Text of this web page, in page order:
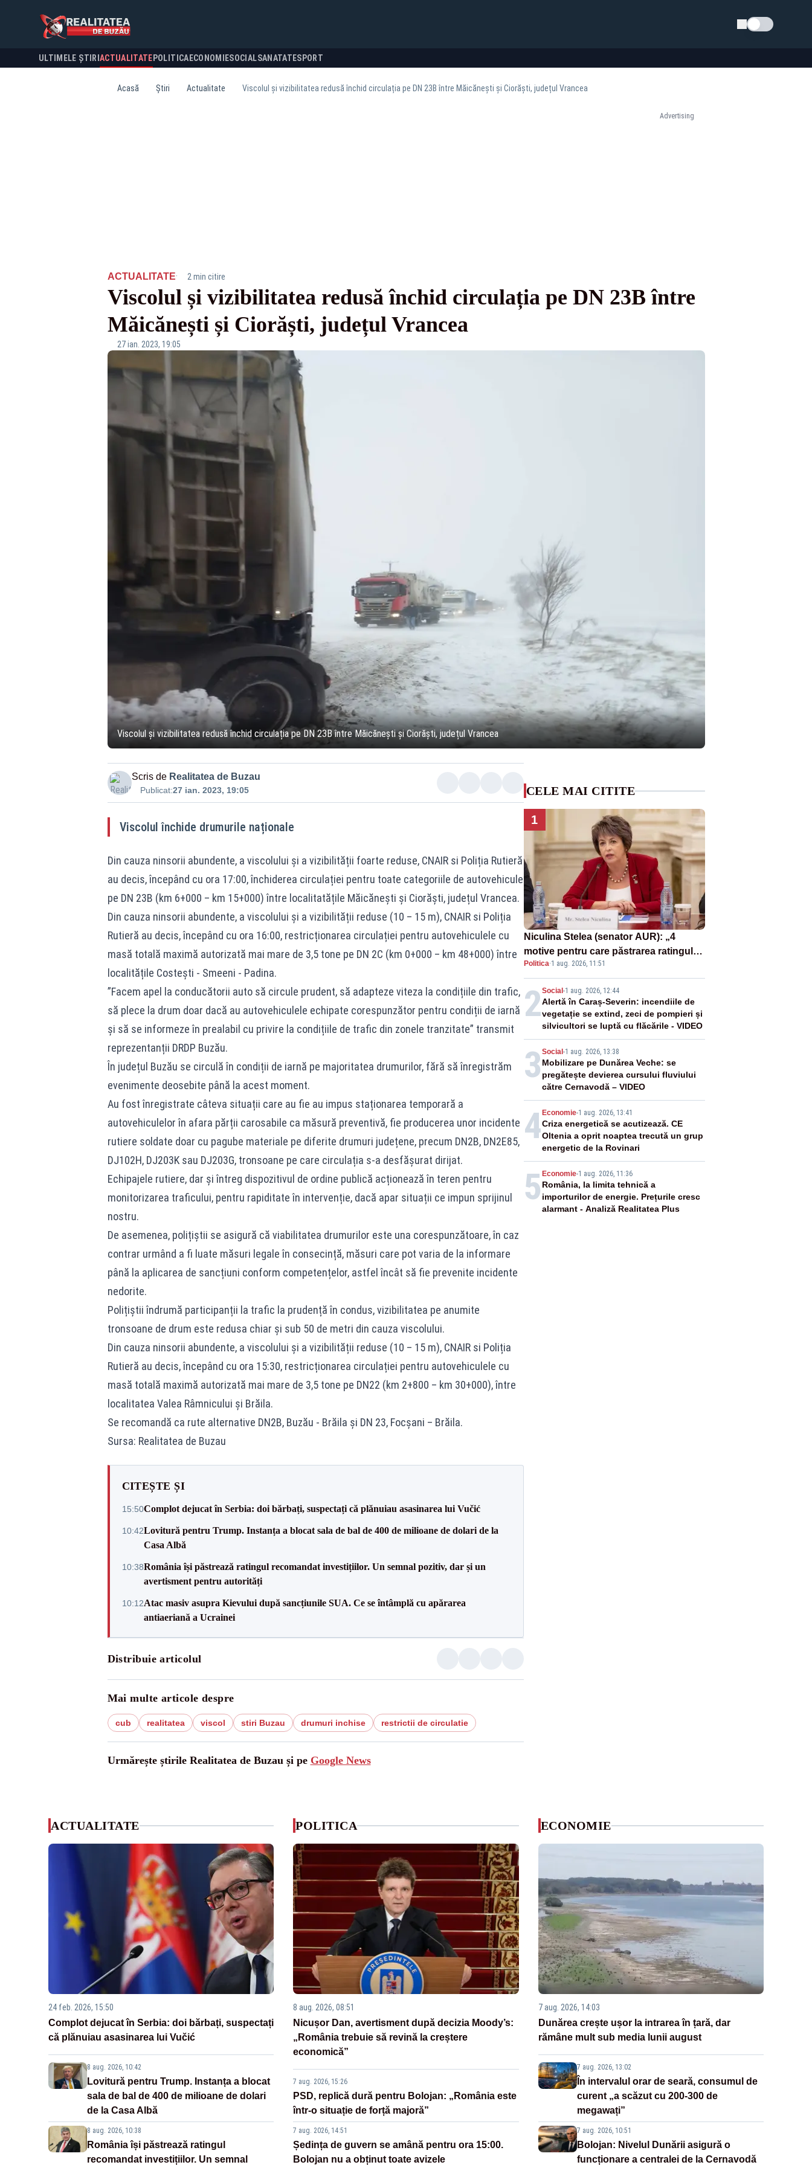
Schimba tema
ULTIMELE ȘTIRI ACTUALITATE POLITICA ECONOMIESOCIALSANATATESPORT
Acasă Știri Actualitate Viscolul și vizibilitatea redusă închid circulația pe DN 23B între Măicănești și Ciorăști, județul Vrancea
Advertising
ACTUALITATE· 2 min citire
Viscolul și vizibilitatea redusă închid circulația pe DN 23B între
Măicănești și Ciorăști, județul Vrancea
27 ian. 2023, 19:05
Viscolul și vizibilitatea redusă închid circulația pe DN 23B între Măicănești și Ciorăști, județul Vrancea
Scris de Realitatea de Buzau
Publicat:27 ian. 2023, 19:05
Viscolul închide drumurile naționale
Din cauza ninsorii abundente, a viscolului și a vizibilității foarte reduse, CNAIR si Poliția Rutieră
au decis, începând cu ora 17:00, închiderea circulației pentru toate categoriile de autovehicule
pe DN 23B (km 6+000 – km 15+000) între localitatățile Măicănești și Ciorăști, județul Vrancea.
Din cauza ninsorii abundente, a viscolului și a vizibilității reduse (10 – 15 m), CNAIR si Poliția
Rutieră au decis, începând cu ora 16:00, restricționarea circulației pentru autovehiculele cu
masă totală maximă autorizată mai mare de 3,5 tone pe DN 2C (km 0+000 – km 48+000) între
localitățile Costești - Smeeni - Padina.
”Facem apel la conducătorii auto să circule prudent, să adapteze viteza la condițiile din trafic,
să plece la drum doar dacă au autovehiculele echipate corespunzător pentru condiții de iarnă
și să se informeze în prealabil cu privire la condițiile de trafic din zonele tranzitate” transmit
reprezentanții DRDP Buzău.
În județul Buzău se circulă în condiții de iarnă pe majoritatea drumurilor, fără să înregistrăm
evenimente deosebite până la acest moment.
Au fost înregistrate câteva situații care au fie au impus staționarea temporară a
autovehiculelor în afara părții carosabile ca măsură preventivă, fie producerea unor incidente
rutiere soldate doar cu pagube materiale pe diferite drumuri județene, precum DN2B, DN2E85,
DJ102H, DJ203K sau DJ203G, tronsoane pe care circulația s-a desfășurat dirijat.
Echipajele rutiere, dar și întreg dispozitivul de ordine publică acționează în teren pentru
monitorizarea traficului, pentru rapiditate în intervenție, dacă apar situații ce impun sprijinul
nostru.
De asemenea, polițiștii se asigură că viabilitatea drumurilor este una corespunzătoare, în caz
contrar urmând a fi luate măsuri legale în consecință, măsuri care pot varia de la informare
până la aplicarea de sancțiuni conform competențelor, astfel încât să fie prevenite incidente
nedorite.
Polițiștii îndrumă participanții la trafic la prudență în condus, vizibilitatea pe anumite
tronsoane de drum este redusa chiar și sub 50 de metri din cauza viscolului.
Din cauza ninsorii abundente, a viscolului și a vizibilității reduse (10 – 15 m), CNAIR si Poliția
Rutieră au decis, începând cu ora 15:30, restricționarea circulației pentru autovehiculele cu
masă totală maximă autorizată mai mare de 3,5 tone pe DN22 (km 2+800 – km 30+000), între
localitatea Valea Râmnicului și Brăila.
Se recomandă ca rute alternative DN2B, Buzău - Brăila și DN 23, Focșani – Brăila.
Sursa: Realitatea de Buzau
CITEȘTE ȘI
15:50Complot dejucat în Serbia: doi bărbați, suspectați că plănuiau asasinarea lui Vučić
10:42Lovitură pentru Trump. Instanța a blocat sala de bal de 400 de milioane de dolari de la
Casa Albă
10:38România își păstrează ratingul recomandat investițiilor. Un semnal pozitiv, dar și un
avertisment pentru autorități
10:12Atac masiv asupra Kievului după sancțiunile SUA. Ce se întâmplă cu apărarea
antiaeriană a Ucrainei
Distribuie articolul
Mai multe articole despre
cub realitatea viscol stiri Buzau drumuri inchise restrictii de circulatie
Urmărește știrile Realitatea de Buzau și pe Google News
CELE MAI CITITE
1
Niculina Stelea (senator AUR): „4
motive pentru care păstrarea ratingului
de țară nu este o reușită pentru
Guvernul Bolojan”
Politica·1 aug. 2026, 11:51
2Social -1 aug. 2026, 12:44
Alertă în Caraș-Severin: incendiile de
vegetație se extind, zeci de pompieri și
silvicultori se luptă cu flăcările - VIDEO
3 Social -1 aug. 2026, 13:38
Mobilizare pe Dunărea Veche: se
pregătește devierea cursului fluviului
către Cernavodă – VIDEO
4 Economie-1 aug. 2026, 13:41
Criza energetică se acutizează. CE
Oltenia a oprit noaptea trecută un grup
energetic de la Rovinari
5 Economie-1 aug. 2026, 11:36
România, la limita tehnică a
importurilor de energie. Prețurile cresc
alarmant - Analiză Realitatea Plus
ACTUALITATE
24 feb. 2026, 15:50
Complot dejucat în Serbia: doi bărbați, suspectați
că plănuiau asasinarea lui Vučić
8 aug. 2026, 10:42
Lovitură pentru Trump. Instanța a blocat
sala de bal de 400 de milioane de dolari
de la Casa Albă
8 aug. 2026, 10:38
România își păstrează ratingul
recomandat investițiilor. Un semnal
POLITICA
8 aug. 2026, 08:51
Nicușor Dan, avertisment după decizia Moody’s:
„România trebuie să revină la creștere
economică”
7 aug. 2026, 15:26
PSD, replică dură pentru Bolojan: „România este
într-o situație de forță majoră”
7 aug. 2026, 14:51
Ședința de guvern se amână pentru ora 15:00.
Bolojan nu a obținut toate avizele
ECONOMIE
7 aug. 2026, 14:03
Dunărea crește ușor la intrarea în țară, dar
rămâne mult sub media lunii august
7 aug. 2026, 13:02
În intervalul orar de seară, consumul de
curent „a scăzut cu 200-300 de
megawați”
7 aug. 2026, 10:51
Bolojan: Nivelul Dunării asigură o
funcționare a centralei de la Cernavodă